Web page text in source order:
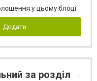
у цьому блоці
Додати
за розділ